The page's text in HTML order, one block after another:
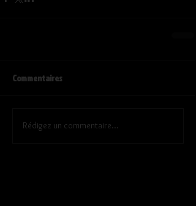
Commentaires
Rédigez un commentaire...